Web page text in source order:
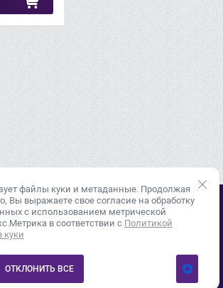
пер.Автоматики, дом 3, корпус 3,
файлы куки и метаданные. Продолжая
Вы выражаете свое согласие на обработку
с использованием метрической
в соответствии с Политикой
куки
ОТКЛОНИТЬ ВСЕ